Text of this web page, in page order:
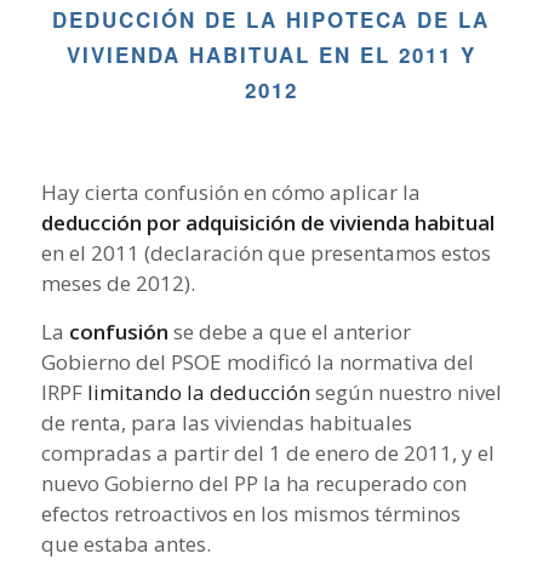
DEDUCCIÓN DE LA HIPOTECA DE LA
VIVIENDA HABITUAL EN EL 2011 Y
2012
Hay cierta confusión en cómo aplicar la
deducción por adquisición de vivienda habitual
en el 2011 (declaración que presentamos estos
meses de 2012).
La confusión se debe a que el anterior
Gobierno del PSOE modificó la normativa del
IRPF limitando la deducciónsegún nuestro nivel
de renta, para las viviendas habituales
compradas a partir del 1 de enero de 2011, y el
nuevo Gobierno del PP la ha recuperado con
efectos retroactivos en los mismos términos
que estaba antes.